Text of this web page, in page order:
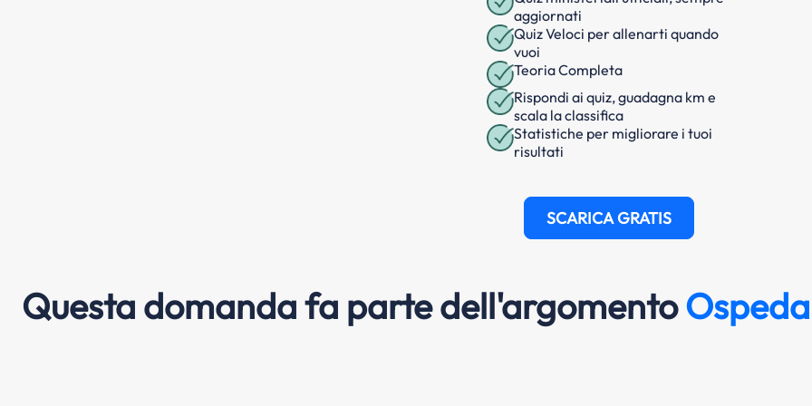
aggiornati
Quiz Veloci per allenarti quando
vuoi
Teoria Completa
Rispondi ai quiz, guadagna km e
scala la classifica
Statistiche per migliorare i tuoi
risultati
SCARICA GRATIS
Questa domanda fa parte dell'argomento